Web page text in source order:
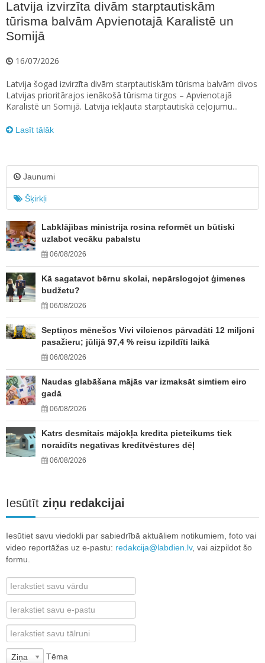
Latvija izvirzīta divām starptautiskām
tūrisma balvām Apvienotajā Karalistē un
Somijā
16/07/2026
Latvija šogad izvirzīta divām starptautiskām tūrisma balvām divos
Latvijas prioritārajos ienākošā tūrisma tirgos – Apvienotajā
Karalistē un Somijā. Latvija iekļauta starptautiskā ceļojumu...
Lasīt tālāk
Jaunumi
Šķirkļi
Labklājības ministrija rosina reformēt un būtiski
uzlabot vecāku pabalstu
06/08/2026
Kā sagatavot bērnu skolai, nepārslogojot ģimenes
budžetu?
06/08/2026
Septiņos mēnešos Vivi vilcienos pārvadāti 12 miljoni
pasažieru; jūlijā 97,4 % reisu izpildīti laikā
06/08/2026
Naudas glabāšana mājās var izmaksāt simtiem eiro
gadā
06/08/2026
Katrs desmitais mājokļa kredīta pieteikums tiek
noraidīts negatīvas kredītvēstures dēļ
06/08/2026
Iesūtīt ziņu redakcijai
Iesūtiet savu viedokli par sabiedrībā aktuāliem notikumiem, foto vai
video reportāžas uz e-pastu: redakcija@labdien.lv, vai aizpildot šo
formu.
Ziņa Tēma